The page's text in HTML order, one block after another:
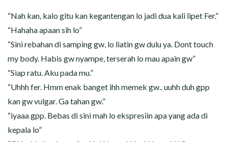
“Nah kan, kalo gitu kan kegantengan lo jadi dua kali lipet Fer.”
“Hahaha apaan sih lo”
“Sini rebahan di samping gw, lo liatin gw dulu ya. Dont touch
my body. Habis gw nyampe, terserah lo mau apain gw”
“Siap ratu. Aku pada mu.”
“Uhhh fer. Hmm enak banget ihh memek gw.. uuhh duh gpp
kan gw vulgar. Ga tahan gw.”
“iyaaa gpp. Bebas di sini mah lo ekspresiin apa yang ada di
kepala lo”